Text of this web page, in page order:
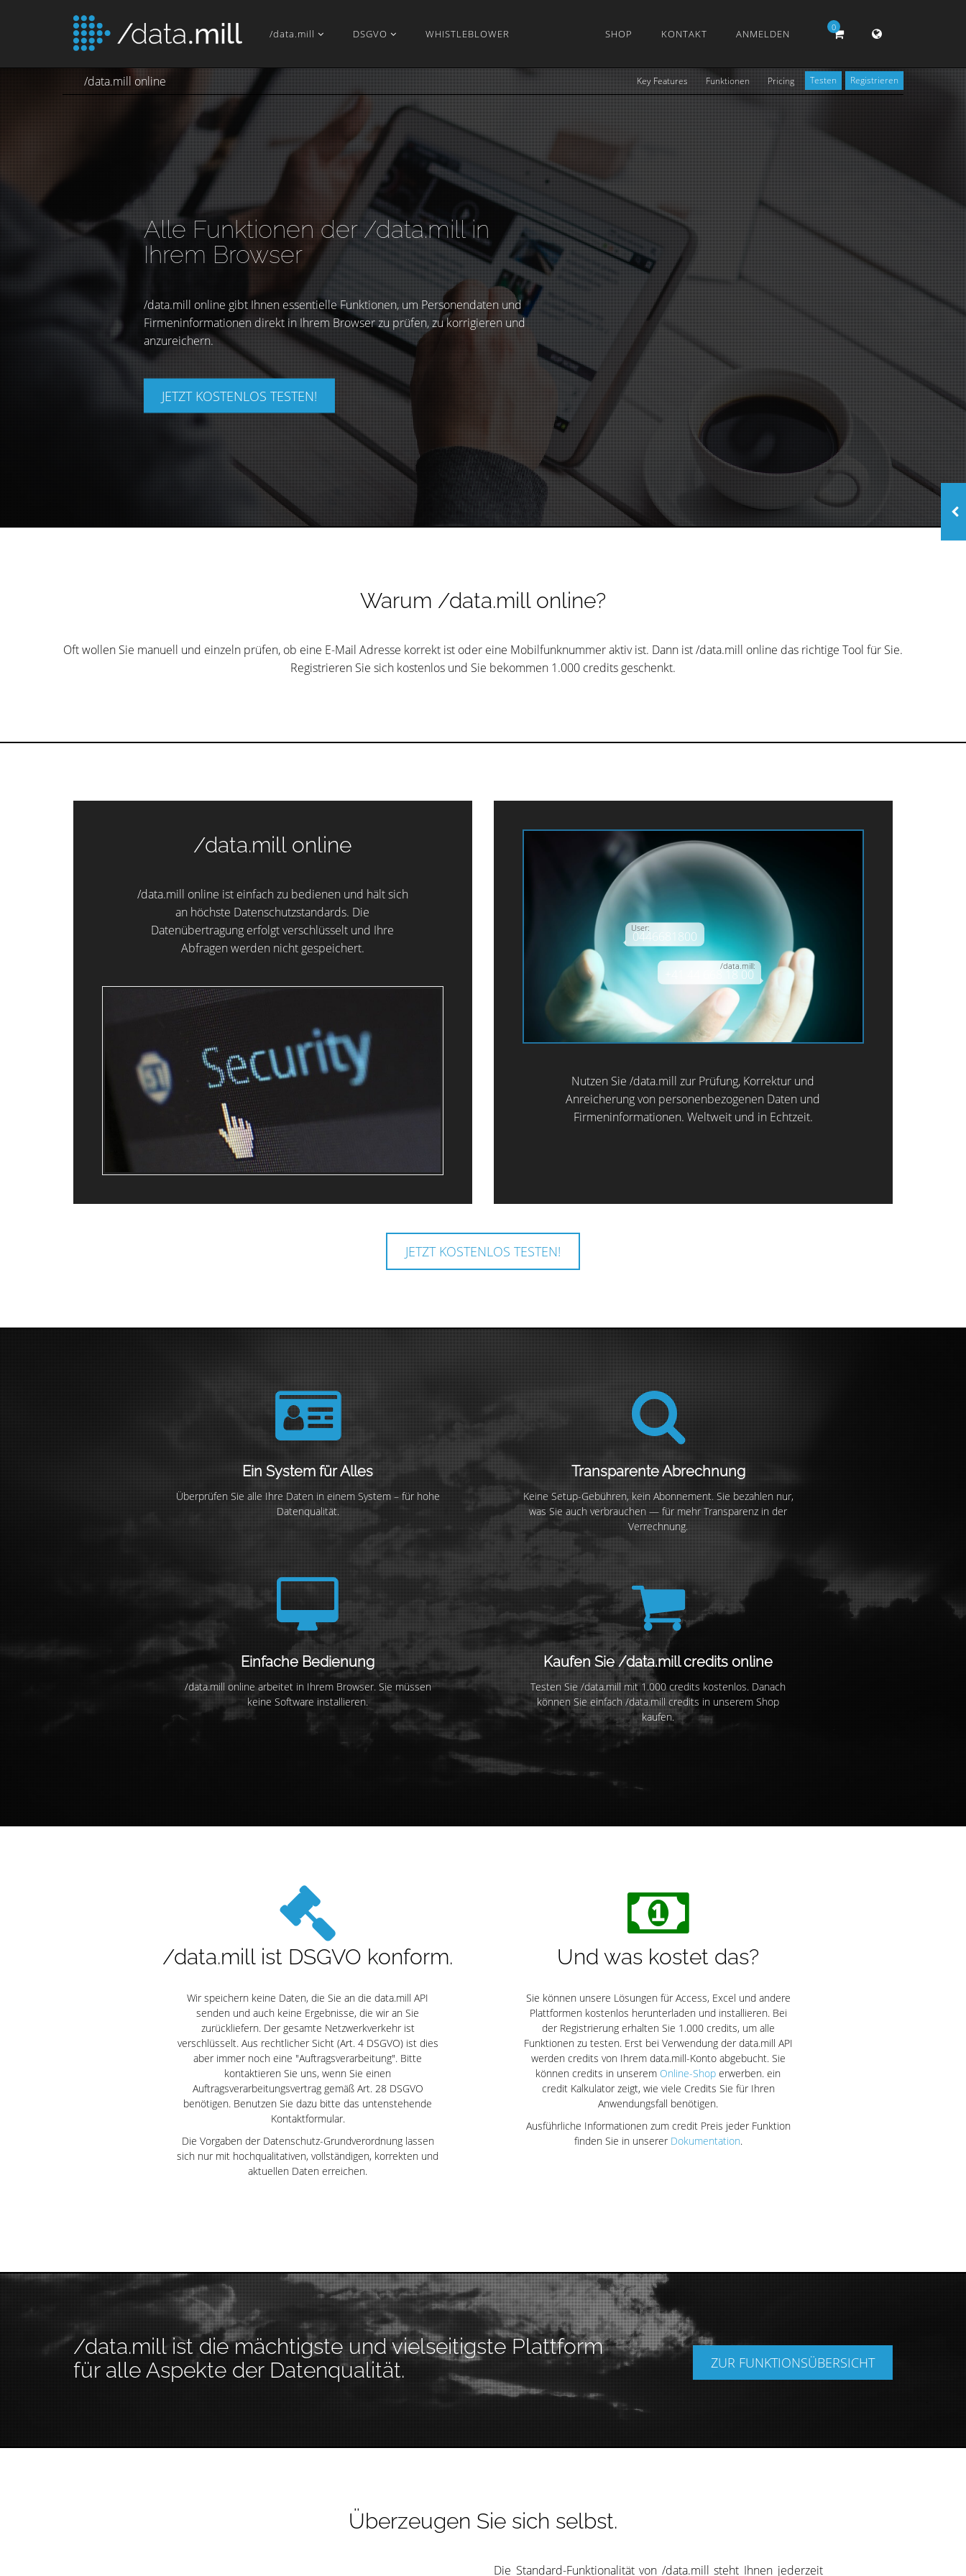
0
/data.mill DSGVO WHISTLEBLOWER SHOP KONTAKT ANMELDEN
/data.mill online Key Features Funktionen Pricing Testen Registrieren
Alle Funktionen der /data.mill in
Ihrem Browser
/data.mill online gibt Ihnen essentielle Funktionen, um Personendaten und
Firmeninformationen direkt in Ihrem Browser zu prüfen, zu korrigieren und
anzureichern.
JETZT KOSTENLOS TESTEN!
Warum /data.mill online?
Oft wollen Sie manuell und einzeln prüfen, ob eine E-Mail Adresse korrekt ist oder eine Mobilfunknummer aktiv ist. Dann ist /data.mill online das richtige Tool für Sie.
Registrieren Sie sich kostenlos und Sie bekommen 1.000 credits geschenkt.
/data.mill online
/data.mill online ist einfach zu bedienen und hält sich
an höchste Datenschutzstandards. Die
Datenübertragung erfolgt verschlüsselt und Ihre
Abfragen werden nicht gespeichert.
Nutzen Sie /data.mill zur Prüfung, Korrektur und
Anreicherung von personenbezogenen Daten und
Firmeninformationen. Weltweit und in Echtzeit.
JETZT KOSTENLOS TESTEN!
Ein System für Alles
Überprüfen Sie alle Ihre Daten in einem System – für hohe
Datenqualität.
Transparente Abrechnung
Keine Setup-Gebühren, kein Abonnement. Sie bezahlen nur,
was Sie auch verbrauchen — für mehr Transparenz in der
Verrechnung.
Einfache Bedienung
/data.mill online arbeitet in Ihrem Browser. Sie müssen
keine Software installieren.
Kaufen Sie /data.mill credits online
Testen Sie /data.mill mit 1.000 credits kostenlos. Danach
können Sie einfach /data.mill credits in unserem Shop
kaufen.
/data.mill ist DSGVO konform.
Wir speichern keine Daten, die Sie an die data.mill API
senden und auch keine Ergebnisse, die wir an Sie
zurückliefern. Der gesamte Netzwerkverkehr ist
verschlüsselt. Aus rechtlicher Sicht (Art. 4 DSGVO) ist dies
aber immer noch eine "Auftragsverarbeitung". Bitte
kontaktieren Sie uns, wenn Sie einen
Auftragsverarbeitungsvertrag gemäß Art. 28 DSGVO
benötigen. Benutzen Sie dazu bitte das untenstehende
Kontaktformular.
Die Vorgaben der Datenschutz-Grundverordnung lassen
sich nur mit hochqualitativen, vollständigen, korrekten und
aktuellen Daten erreichen.
Und was kostet das?
Sie können unsere Lösungen für Access, Excel und andere
Plattformen kostenlos herunterladen und installieren. Bei
der Registrierung erhalten Sie 1.000 credits, um alle
Funktionen zu testen. Erst bei Verwendung der data.mill API
werden credits von Ihrem data.mill-Konto abgebucht. Sie
können credits in unserem Online-Shop erwerben. ein
credit Kalkulator zeigt, wie viele Credits Sie für Ihren
Anwendungsfall benötigen.
Ausführliche Informationen zum credit Preis jeder Funktion
finden Sie in unserer Dokumentation.
/data.mill ist die mächtigste und vielseitigste Plattform
für alle Aspekte der Datenqualität.
ZUR FUNKTIONSÜBERSICHT
Überzeugen Sie sich selbst.
Die Standard-Funktionalität von /data.mill steht Ihnen jederzeit